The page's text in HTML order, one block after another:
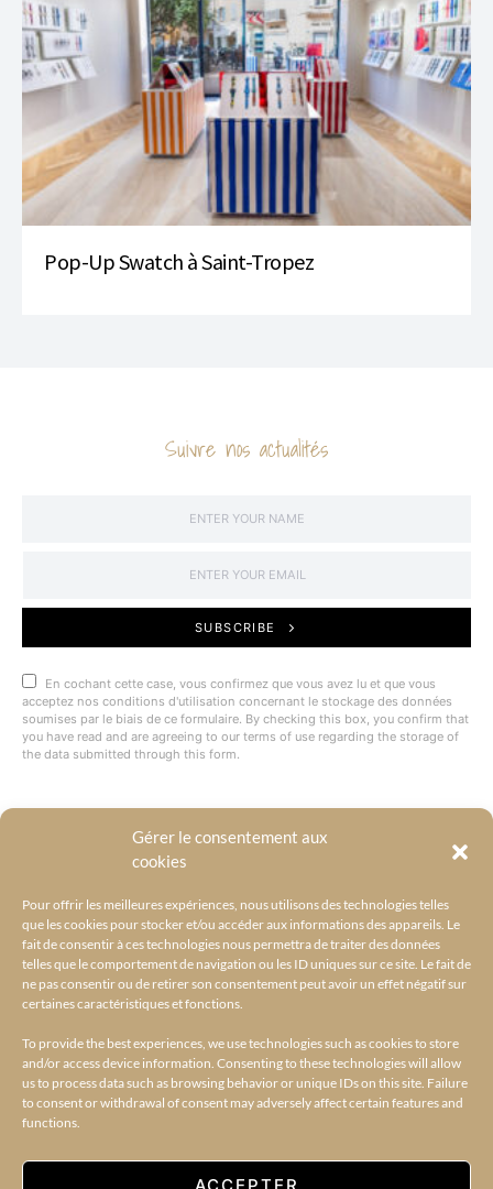
Gérer le consentement aux
cookies
Pour offrir les meilleures expériences, nous utilisons des technologies telles
que les cookies pour stocker et/ou accéder aux informations des appareils. Le
fait de consentir à ces technologies nous permettra de traiter des données
telles que le comportement de navigation ou les ID uniques sur ce site. Le fait de
ne pas consentir ou de retirer son consentement peut avoir un effet négatif sur
certaines caractéristiques et fonctions.
To provide the best experiences, we use technologies such as cookies to store
and/or access device information. Consenting to these technologies will allow
us to process data such as browsing behavior or unique IDs on this site. Failure
to consent or withdrawal of consent may adversely affect certain features and
functions.
ACCEPTER
Pop-Up Swatch à Saint-Tropez
Suivre nos actualités
SUBSCRIBE
En cochant cette case, vous confirmez que vous avez lu et que vous
acceptez nos conditions d'utilisation concernant le stockage des données
soumises par le biais de ce formulaire. By checking this box, you confirm that
you have read and are agreeing to our terms of use regarding the storage of
the data submitted through this form.
@BYRACKEL